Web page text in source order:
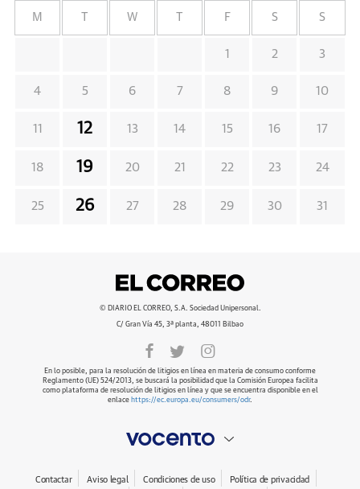
M W F S S
1 2 3
4 5 6 7 8 9 10
11 12 13 14 15 16 17
18 19 20 21 22 23 24
25 26 27 28 29 30 31
© DIARIO EL CORREO, S.A. Sociedad Unipersonal.
C/ Gran Vía 45, 3ª planta, 48011 Bilbao
En lo posible, para la resolución de litigios en línea en materia de consumo conforme
Reglamento (UE) 524/2013, se buscará la posibilidad que la Comisión Europea facilita
como plataforma de resolución de litigios en línea y que se encuentra disponible en el
enlace https://ec.europa.eu/consumers/odr.
Contactar Aviso legal Condiciones de uso Política de privacidad